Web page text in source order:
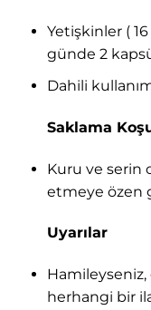
Yetişkinler (
günde 2
Dahili
Saklama
Kuru ve serin
etmeye özen
Uyarılar
Hamileyseniz,
herhangi bir